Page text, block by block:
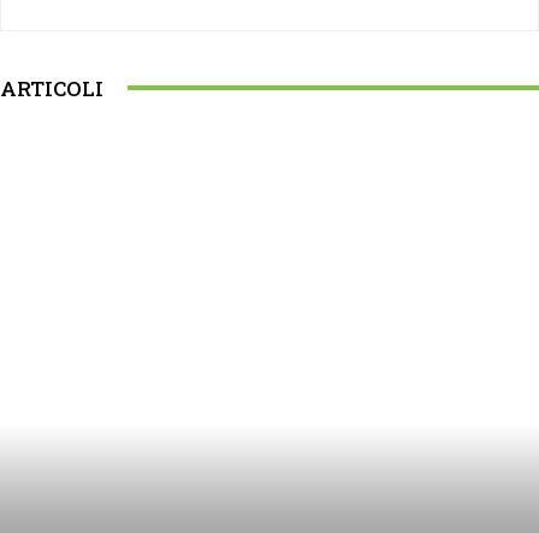
ARTICOLI